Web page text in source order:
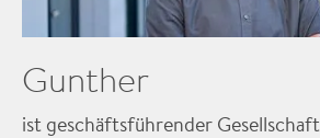
Gunther
ist geschäftsführender